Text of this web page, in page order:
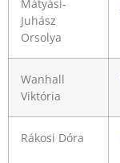
Mátyási-
Juhász
Orsolya
Wanhall
Viktória
Rákosi Dóra